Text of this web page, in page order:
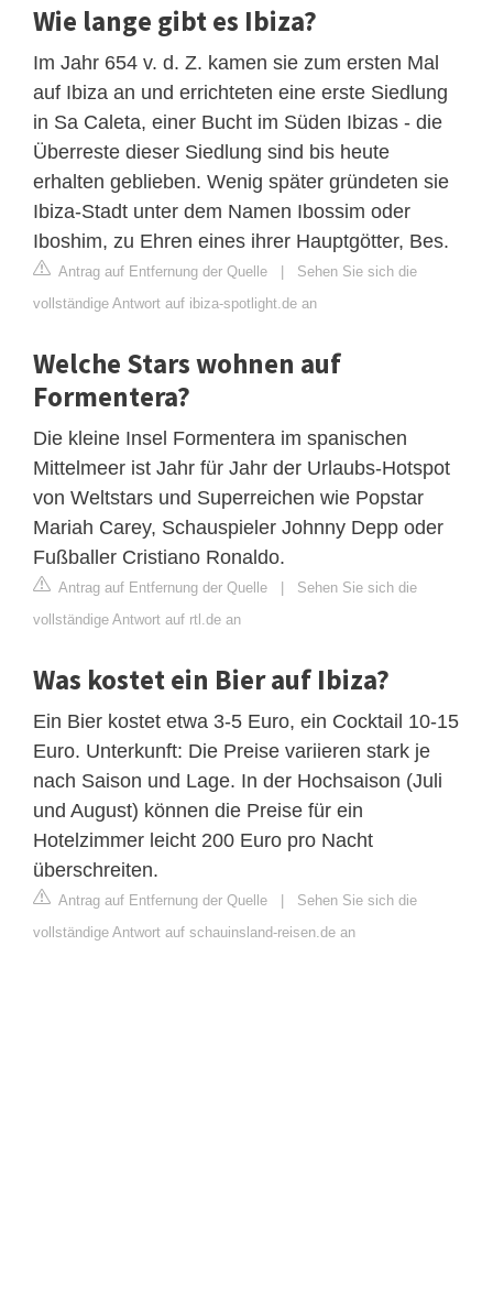
Wie lange gibt es Ibiza?
Im Jahr 654 v. d. Z. kamen sie zum ersten Mal
auf Ibiza an und errichteten eine erste Siedlung
in Sa Caleta, einer Bucht im Süden Ibizas - die
Überreste dieser Siedlung sind bis heute
erhalten geblieben. Wenig später gründeten sie
Ibiza-Stadt unter dem Namen Ibossim oder
Iboshim, zu Ehren eines ihrer Hauptgötter, Bes.
Antrag auf Entfernung der Quelle | Sehen Sie sich die
vollständige Antwort auf ibiza-spotlight.de an
Welche Stars wohnen auf
Formentera?
Die kleine Insel Formentera im spanischen
Mittelmeer ist Jahr für Jahr der Urlaubs-Hotspot
von Weltstars und Superreichen wie Popstar
Mariah Carey, Schauspieler Johnny Depp oder
Fußballer Cristiano Ronaldo.
Antrag auf Entfernung der Quelle | Sehen Sie sich die
vollständige Antwort auf rtl.de an
Was kostet ein Bier auf Ibiza?
Ein Bier kostet etwa 3-5 Euro, ein Cocktail 10-15
Euro. Unterkunft: Die Preise variieren stark je
nach Saison und Lage. In der Hochsaison (Juli
und August) können die Preise für ein
Hotelzimmer leicht 200 Euro pro Nacht
überschreiten.
Antrag auf Entfernung der Quelle | Sehen Sie sich die
vollständige Antwort auf schauinsland-reisen.de an